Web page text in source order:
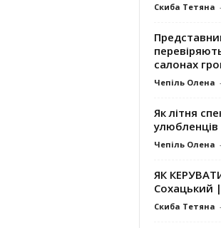
Скиба Тетяна -
салонах
Чепіль Олена -
Як літня
улюбленців
Чепіль Олена -
ЯК
Скиба Тетяна -